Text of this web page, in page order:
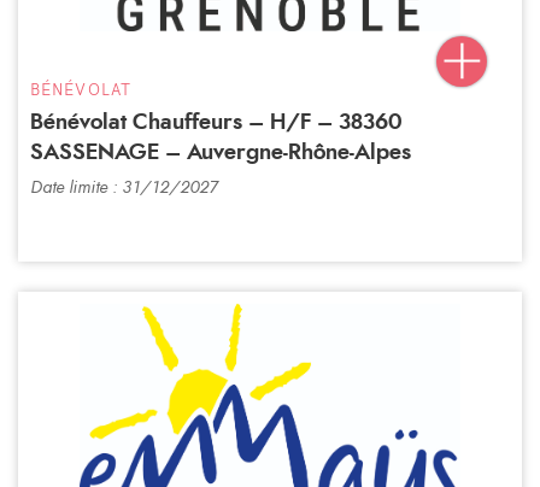
BÉNÉVOLAT
Bénévolat Chauffeurs – H/F – 38360
SASSENAGE – Auvergne-Rhône-Alpes
Date limite : 31/12/2027